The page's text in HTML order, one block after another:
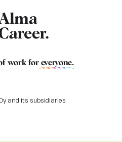
work for everyone.
and its subsidiaries